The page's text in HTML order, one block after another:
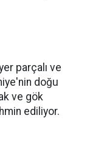
parçalı ve
doğu
ve gök
ediliyor.